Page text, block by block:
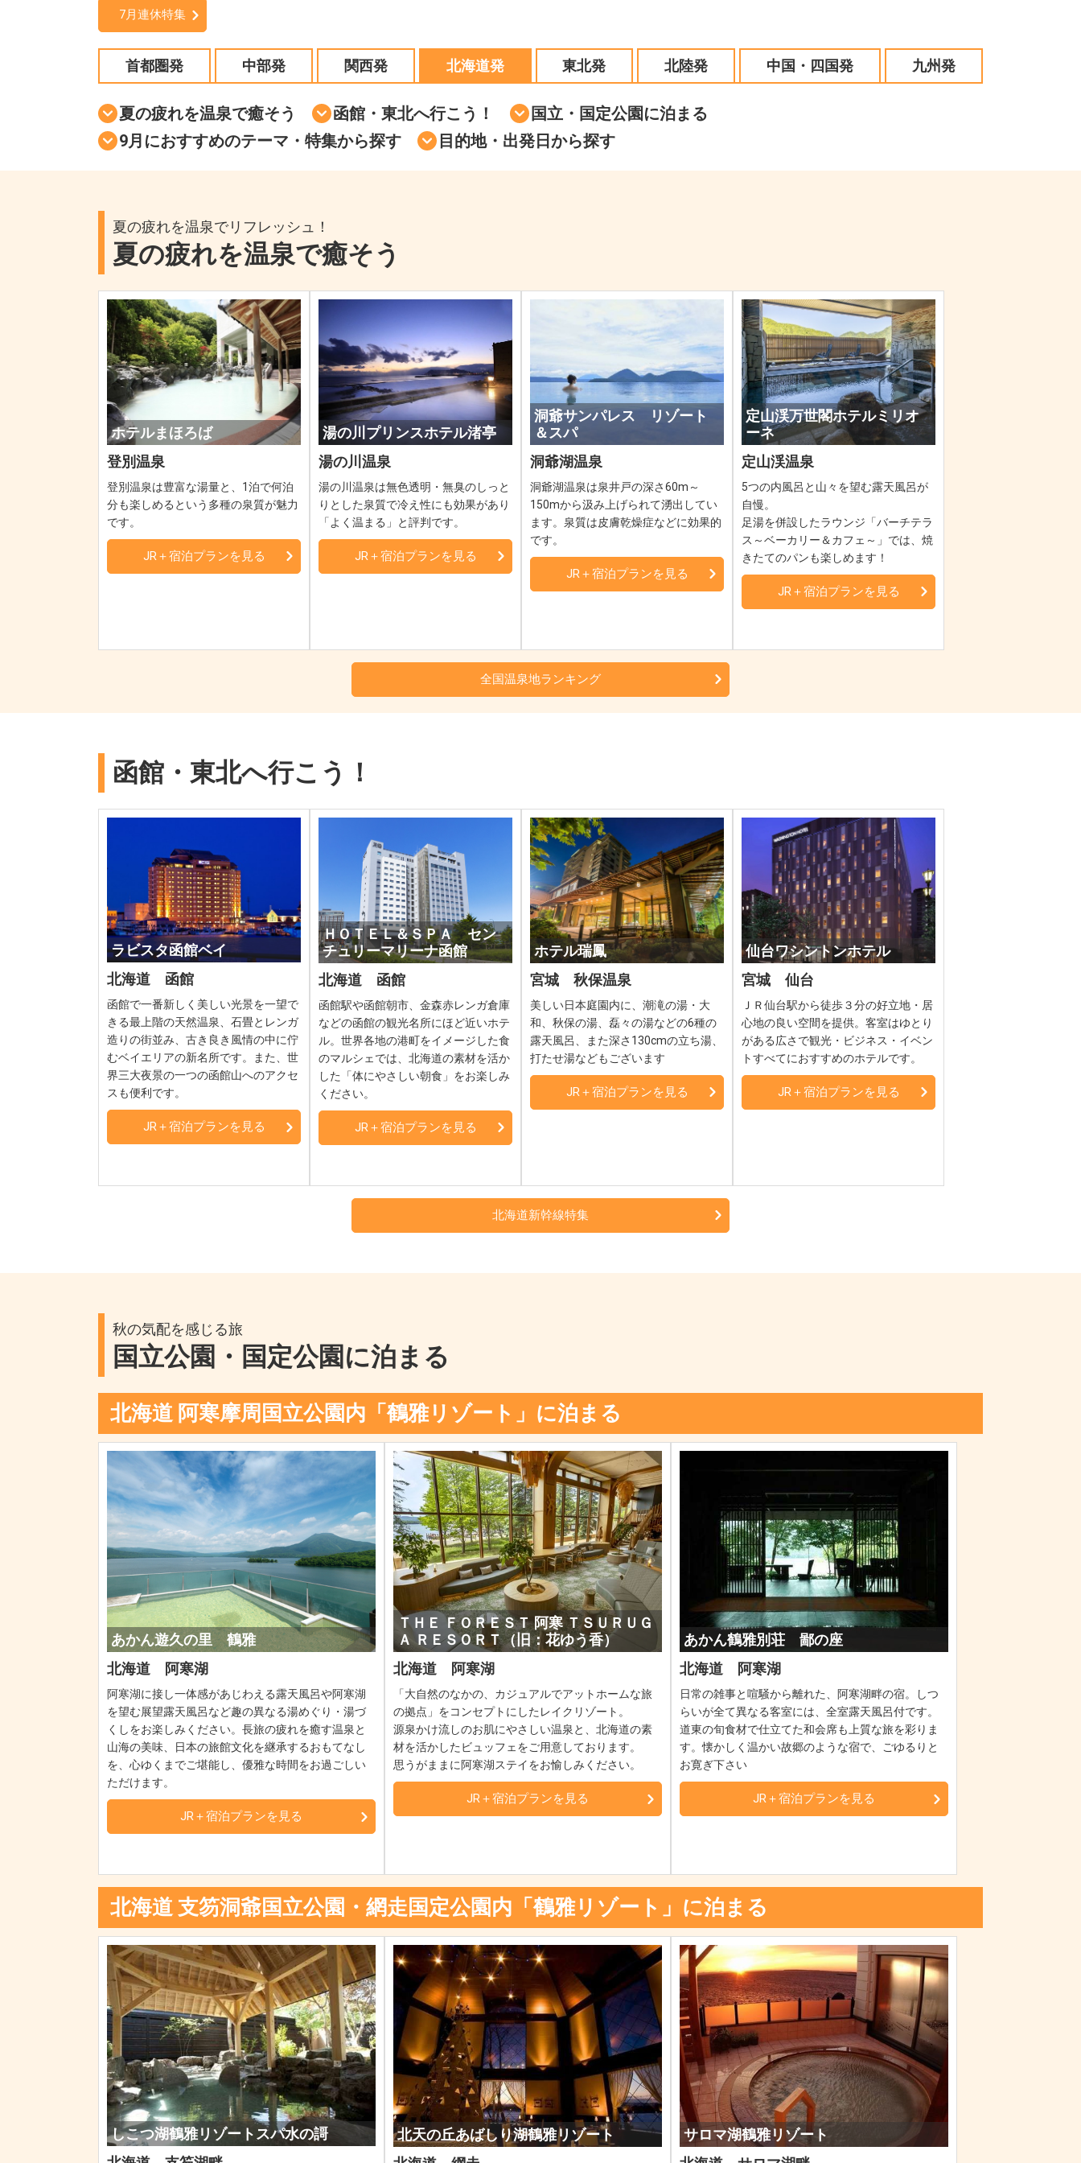
7月連休特集
首都圏発 中部発 関西発 北海道発 東北発 北陸発 中国・四国発 九州発
夏の疲れを温泉で癒そう 函館・東北へ行こう！
国立・国定公園に泊まる
9月におすすめのテーマ・特集から探す
目的地・出発日から探す
夏の疲れを温泉でリフレッシュ！
夏の疲れを温泉で癒そう
ホテルまほろば
登別温泉
登別温泉は豊富な湯量と、1泊で何泊
分も楽しめるという多種の泉質が魅力
です。
JR＋宿泊プランを見る
湯の川プリンスホテル渚亭
湯の川温泉
湯の川温泉は無色透明・無臭のしっと
りとした泉質で冷え性にも効果があり
「よく温まる」と評判です。
JR＋宿泊プランを見る
洞爺サンパレス リゾート
＆スパ
洞爺湖温泉
洞爺湖温泉は泉井戸の深さ60m～
150mから汲み上げられて湧出してい
ます。泉質は皮膚乾燥症などに効果的
です。
JR＋宿泊プランを見る
定山渓万世閣ホテルミリオ
ーネ
定山渓温泉
5つの内風呂と山々を望む露天風呂が
自慢。
足湯を併設したラウンジ「バーチテラ
ス～ベーカリー＆カフェ～」では、焼
きたてのパンも楽しめます！
JR＋宿泊プランを見る
全国温泉地ランキング
函館・東北へ行こう！
ラビスタ函館ベイ
北海道 函館
函館で一番新しく美しい光景を一望で
きる最上階の天然温泉、石畳とレンガ
造りの街並み、古き良き風情の中に佇
むベイエリアの新名所です。また、世
界三大夜景の一つの函館山へのアクセ
スも便利です。
JR＋宿泊プランを見る
ＨＯＴＥＬ＆ＳＰＡ セン
チュリーマリーナ函館
北海道 函館
函館駅や函館朝市、金森赤レンガ倉庫
などの函館の観光名所にほど近いホテ
ル。世界各地の港町をイメージした食
のマルシェでは、北海道の素材を活か
した「体にやさしい朝食」をお楽しみ
ください。
JR＋宿泊プランを見る
ホテル瑞鳳
宮城 秋保温泉
美しい日本庭園内に、潮滝の湯・大
和、秋保の湯、磊々の湯などの6種の
露天風呂、また深さ130cmの立ち湯、
打たせ湯などもございます
JR＋宿泊プランを見る
仙台ワシントンホテル
宮城 仙台
ＪＲ仙台駅から徒歩３分の好立地・居
心地の良い空間を提供。客室はゆとり
がある広さで観光・ビジネス・イベン
トすべてにおすすめのホテルです。
JR＋宿泊プランを見る
北海道新幹線特集
秋の気配を感じる旅
国立公園・国定公園に泊まる
北海道 阿寒摩周国立公園内「鶴雅リゾート」に泊まる
あかん遊久の里 鶴雅
北海道 阿寒湖
阿寒湖に接し一体感があじわえる露天風呂や阿寒湖
を望む展望露天風呂など趣の異なる湯めぐり・湯づ
くしをお楽しみください。長旅の疲れを癒す温泉と
山海の美味、日本の旅館文化を継承するおもてなし
を、心ゆくまでご堪能し、優雅な時間をお過ごしい
ただけます。
JR＋宿泊プランを見る
ＴＨＥ ＦＯＲＥＳＴ 阿寒 ＴＳＵＲＵＧ
Ａ ＲＥＳＯＲＴ（旧：花ゆう香）
北海道 阿寒湖
「大自然のなかの、カジュアルでアットホームな旅
の拠点」をコンセプトにしたレイクリゾート。
源泉かけ流しのお肌にやさしい温泉と、北海道の素
材を活かしたビュッフェをご用意しております。
思うがままに阿寒湖ステイをお愉しみください。
JR＋宿泊プランを見る
あかん鶴雅別荘 鄙の座
北海道 阿寒湖
日常の雑事と喧騒から離れた、阿寒湖畔の宿。しつ
らいが全て異なる客室には、全室露天風呂付です。
道東の旬食材で仕立てた和会席も上質な旅を彩りま
す。懐かしく温かい故郷のような宿で、ごゆるりと
お寛ぎ下さい
JR＋宿泊プランを見る
北海道 支笏洞爺国立公園・網走国定公園内「鶴雅リゾート」に泊まる
しこつ湖鶴雅リゾートスパ水の謌
北天の丘あばしり湖鶴雅リゾート
サロマ湖鶴雅リゾート